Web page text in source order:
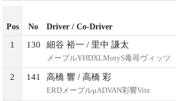
Pos No Driver / Co-Driver
1 130 細谷 裕一 / 里中 謙太
メープルYHDXLMotyS毒苺ヴィッツ
2 141 高橋 響 / 高橋 彩
ERDメープルμADVAN彩響Vitz